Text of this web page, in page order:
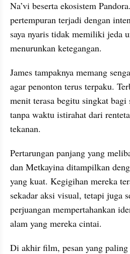
Na’vi beserta ekosistem
pertempuran terjadi dengan
saya nyaris tidak memiliki jeda
menurunkan ketegangan.
James tampaknya memang
agar penonton terus terpaku.
menit terasa begitu singkat bagi
tanpa waktu istirahat dari
tekanan.
Pertarungan panjang yang
dan Metkayina ditampilkan
yang kuat. Kegigihan mereka
sekadar aksi visual, tetapi juga
perjuangan mempertahankan
alam yang mereka cintai.
Di akhir film, pesan yang paling